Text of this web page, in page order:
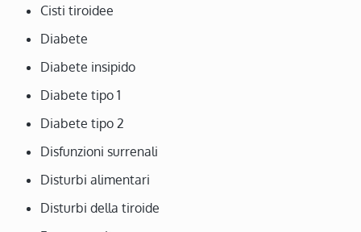
Cisti tiroidee
Diabete
Diabete insipido
Diabete tipo 1
Diabete tipo 2
Disfunzioni surrenali
Disturbi alimentari
Disturbi della tiroide